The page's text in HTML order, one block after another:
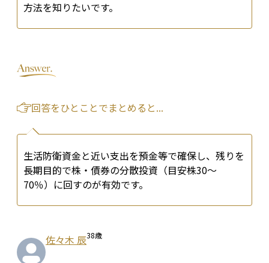
方法を知りたいです。
回答をひとことでまとめると...
生活防衛資金と近い支出を預金等で確保し、残りを
長期目的で株・債券の分散投資（目安株30〜
70％）に回すのが有効です。
佐々木 辰38歳